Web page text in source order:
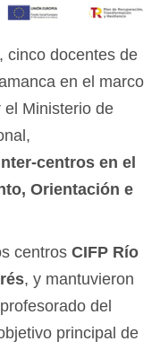
, cinco docentes de
en el marco
Ministerio de
centros en el
Orientación e
centros CIFP Río
, y mantuvieron
del
principal de